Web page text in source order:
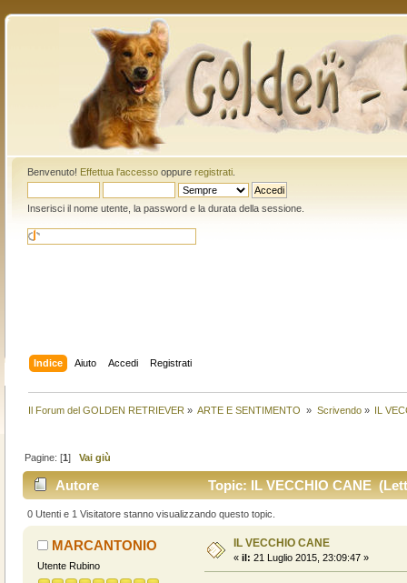
Benvenuto! Effettua l'accessooppure registrati.
Inserisci il nome utente, la password e la durata della sessione.
Indice Aiuto Accedi Registrati
Il Forum del GOLDEN RETRIEVER » ARTE E SENTIMENTO » Scrivendo» IL
Pagine: [1]Vai giù
Autore Topic: IL VECCHIO CANE
0 Utenti e 1 Visitatore stanno visualizzando questo topic.
MARCANTONIO
Utente Rubino
IL VECCHIO CANE
« il: 21 Luglio 2015, 23:09:47 »